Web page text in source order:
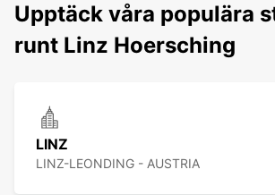
Upptäck våra populära
runt Linz Hoersching
LINZ
LINZ-LEONDING - AUSTRIA